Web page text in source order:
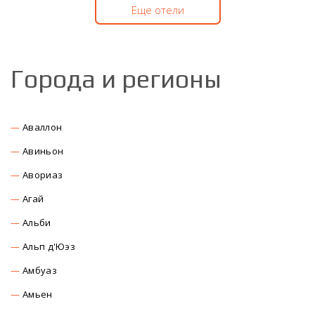
Еще отели
Города и регионы
Аваллон
Авиньон
Авориаз
Агай
Альби
Альп д'Юэз
Амбуаз
Амьен